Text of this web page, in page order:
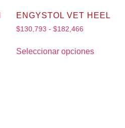
ENGYSTOL VET HEEL
$130,793 - $182,466
Seleccionar opciones